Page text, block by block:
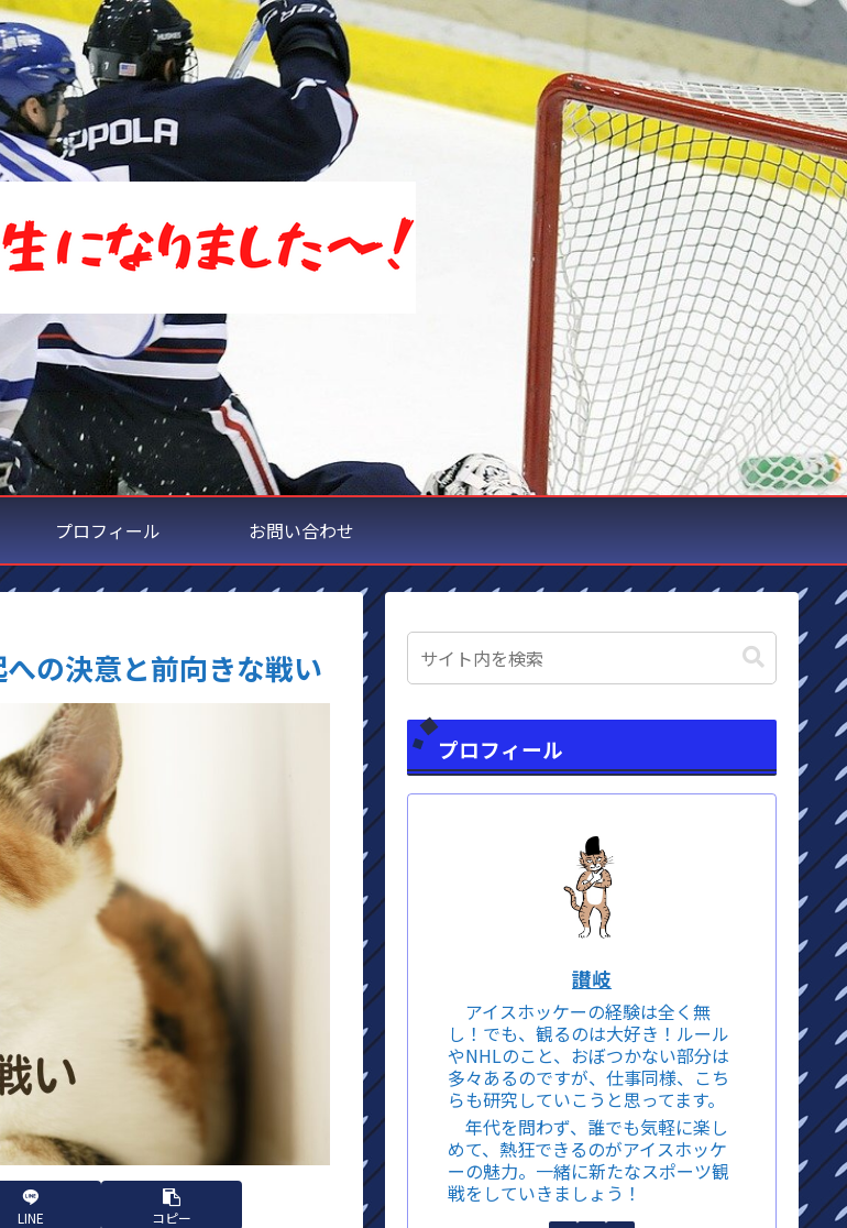
プロフィール お問い合わせ
の決意と前向きな戦い
LINE コピー
プロフィール
讃岐
アイスホッケーの経験は全く無
し！でも、観るのは大好き！ルール
やNHLのこと、おぼつかない部分は
多々あるのですが、仕事同様、こち
らも研究していこうと思ってます。
年代を問わず、誰でも気軽に楽し
めて、熱狂できるのがアイスホッケ
ーの魅力。一緒に新たなスポーツ観
戦をしていきましょう！